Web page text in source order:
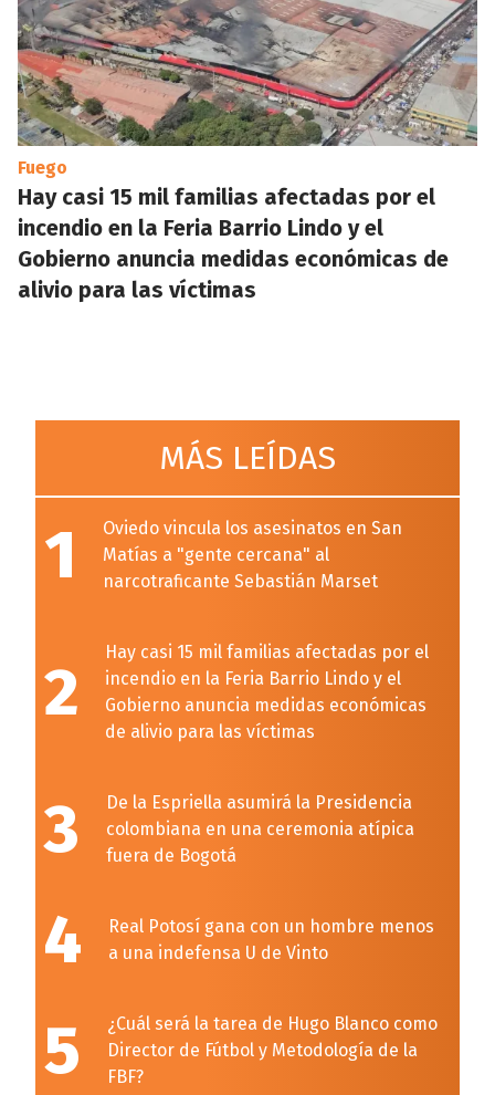
Fuego
Hay casi 15 mil familias afectadas por el
incendio en la Feria Barrio Lindo y el
Gobierno anuncia medidas económicas de
alivio para las víctimas
MÁS LEÍDAS
1
Oviedo vincula los asesinatos en San
Matías a "gente cercana" al
narcotraficante Sebastián Marset
2
Hay casi 15 mil familias afectadas por el
incendio en la Feria Barrio Lindo y el
Gobierno anuncia medidas económicas
de alivio para las víctimas
3
De la Espriella asumirá la Presidencia
colombiana en una ceremonia atípica
fuera de Bogotá
4
Real Potosí gana con un hombre menos
a una indefensa U de Vinto
5
¿Cuál será la tarea de Hugo Blanco como
Director de Fútbol y Metodología de la
FBF?